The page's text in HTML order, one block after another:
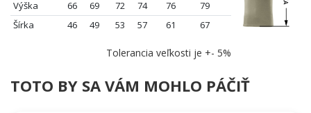
Výška 66 69 72 74 76
79
Šírka
46 49 53 57 61 67
Tolerancia veľkosti je +- 5%
TOTO BY SA VÁM MOHLO PÁČIŤ